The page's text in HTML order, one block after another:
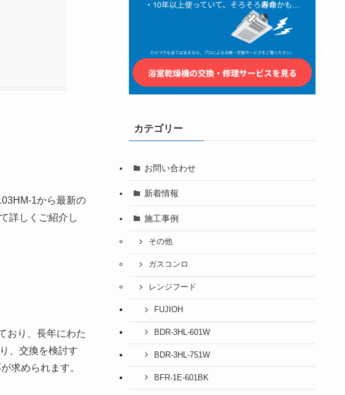
1から最新の
詳しくご紹介し
おり、長年にわた
、交換を検討す
求められます。
カテゴリー
お問い合わせ
新着情報
施工事例
その他
ガスコンロ
レンジフード
FUJIOH
BDR-3HL-601W
BDR-3HL-751W
BFR-1E-601BK